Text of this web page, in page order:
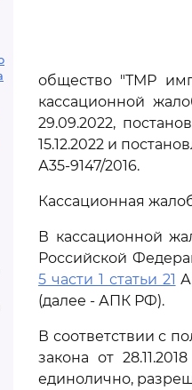
общество "ТМР
кассационной
29.09.2022,
15.12.2022 и
А35-9147/2016.
Кассационная
В кассационной
Российской
5 части 1 статьи 21
(далее - АПК РФ).
В соответствии с
закона от
единолично,